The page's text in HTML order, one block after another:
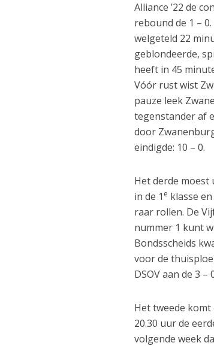
Alliance ’22 de
rebound de 1 –
welgeteld 22
geblondeerde,
heeft in 45
Vóór rust wist
pauze leek
tegenstander af
door
eindigde: 10 – 0.
Het derde moest
in de 1 e klasse en
raar rollen. De
nummer 1 kunt
Bondsscheids
voor de
DSOV aan de 3
Het tweede komt
20.30 uur de
volgende week